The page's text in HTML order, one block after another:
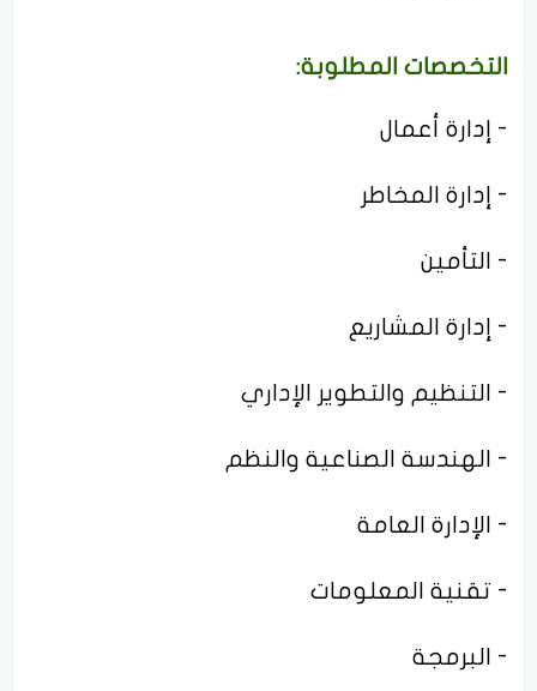
التخصصات المطلوبة:
- إدارة أعمال
- إدارة المخاطر
- التأمين
- إدارة المشاريع
- التنظيم والتطوير الإداري
- الهندسة الصناعية والنظم
- الإدارة العامة
- تقنية المعلومات
- البرمجة